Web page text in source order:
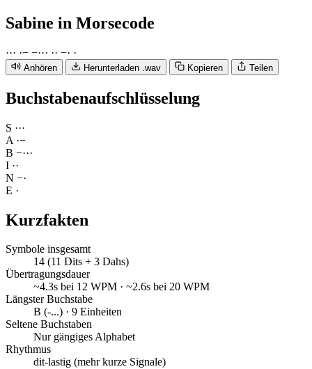
Sabine in Morsecode
··· ·− −··· ·· −· ·
Anhören Herunterladen .wav Kopieren Teilen
Buchstabenaufschlüsselung
S ···
A ·−
B −···
I ··
N −·
E ·
Kurzfakten
Symbole insgesamt
14 (11 Dits + 3 Dahs)
Übertragungsdauer
~4.3s bei 12 WPM · ~2.6s bei 20 WPM
Längster Buchstabe
B (-...) · 9 Einheiten
Seltene Buchstaben
Nur gängiges Alphabet
Rhythmus
dit-lastig (mehr kurze Signale)